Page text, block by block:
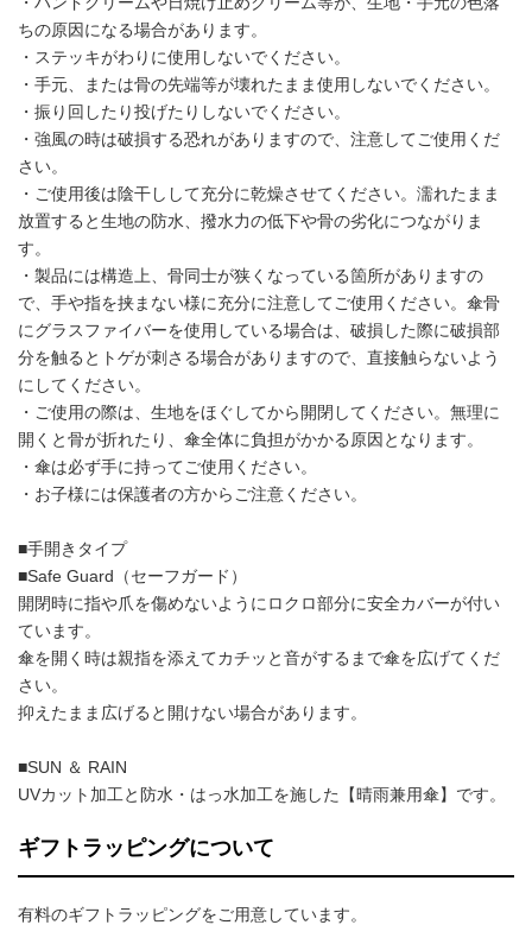
ちの原因になる場合があります。
・ステッキがわりに使用しないでください。
・手元、または骨の先端等が壊れたまま使用しないでください。
・振り回したり投げたりしないでください。
・強風の時は破損する恐れがありますので、注意してご使用くだ
さい。
・ご使用後は陰干しして充分に乾燥させてください。濡れたまま
放置すると生地の防水、撥水力の低下や骨の劣化につながりま
す。
・製品には構造上、骨同士が狭くなっている箇所がありますの
で、手や指を挟まない様に充分に注意してご使用ください。傘骨
にグラスファイバーを使用している場合は、破損した際に破損部
分を触るとトゲが刺さる場合がありますので、直接触らないよう
にしてください。
・ご使用の際は、生地をほぐしてから開閉してください。無理に
開くと骨が折れたり、傘全体に負担がかかる原因となります。
・傘は必ず手に持ってご使用ください。
・お子様には保護者の方からご注意ください。
■手開きタイプ
■Safe Guard（セーフガード）
開閉時に指や爪を傷めないようにロクロ部分に安全カバーが付い
ています。
傘を開く時は親指を添えてカチッと音がするまで傘を広げてくだ
さい。
抑えたまま広げると開けない場合があります。
■SUN ＆ RAIN
UVカット加工と防水・はっ水加工を施した【晴雨兼用傘】です。
ギフトラッピングについて
有料のギフトラッピングをご用意しています。